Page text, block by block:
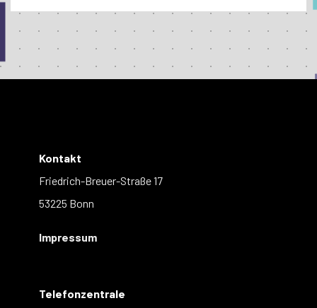
Kontakt
Friedrich-Breuer-Straße 17
53225 Bonn
Impressum
Telefonzentrale